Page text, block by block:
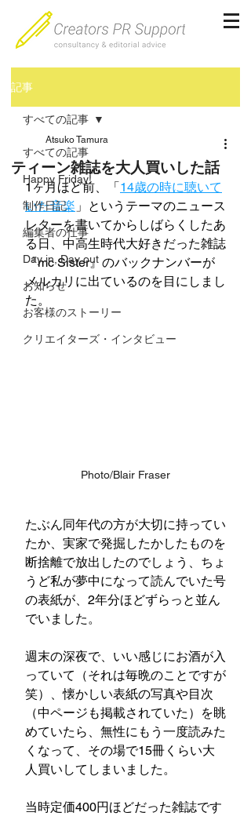
記事
すべての記事
Happy Friday!
制作日記
編集者の仕事
Day in, Day out
お知らせ
お客様のストーリー
クリエイターズ・インタビュー
すべての記事
ティーン雑誌を大人買いした話
Atsuko Tamura
1ヶ月ほど前、「14歳の時に聴いて
いた音楽 」というテーマのニュース
レターを書いてからしばらくしたあ
る日、中高生時代大好きだった雑誌
『mc Sister』のバックナンバーが
メルカリに出ているのを目にしまし
た。
Photo/Blair Fraser
たぶん同年代の方が大切に持ってい
たか、実家で発掘したかしたものを
断捨離で放出したのでしょう、ちょ
うど私が夢中になって読んでいた号
の表紙が、2年分ほどずらっと並ん
でいました。
週末の深夜で、いい感じにお酒が入
っていて（それは毎晩のことですが
笑）、懐かしい表紙の写真や目次
（中ページも掲載されていた）を眺
めていたら、無性にもう一度読みた
くなって、その場で15冊くらい大
人買いしてしまいました。
当時定価400円ほどだった雑誌です